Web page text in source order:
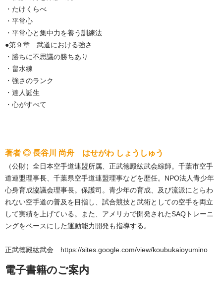
・たけくらべ
・平常心
・平常心と集中力を養う訓練法
●第９章 武道における強さ
・勝ちに不思議の勝ちあり
・畠水練
・強さのランク
・達人誕生
・心がすべて
著者 ◎ 長谷川 尚舟 はせがわ しょうしゅう
（公財）全日本空手道連盟所属、正武徳殿紘武会綜師。千葉市空手
道連盟理事長、千葉県空手道連盟理事などを歴任。NPO法人青少年
心身育成協議会理事長。保護司。青少年の育成、及び流派にとらわ
れない空手道の普及を目指し、試合競技と武術としての空手を両立
して実績を上げている。また、アメリカで開発されたSAQトレーニ
ングをベースにした運動能力開発も指導する。
正武徳殿紘武会 https://sites.google.com/view/koubukaioyumino
電子書籍のご案内